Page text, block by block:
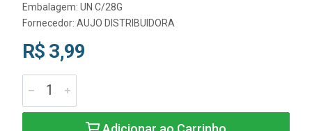
Embalagem: UN C/28G
Fornecedor: AUJO DISTRIBUIDORA
R$ 3,99